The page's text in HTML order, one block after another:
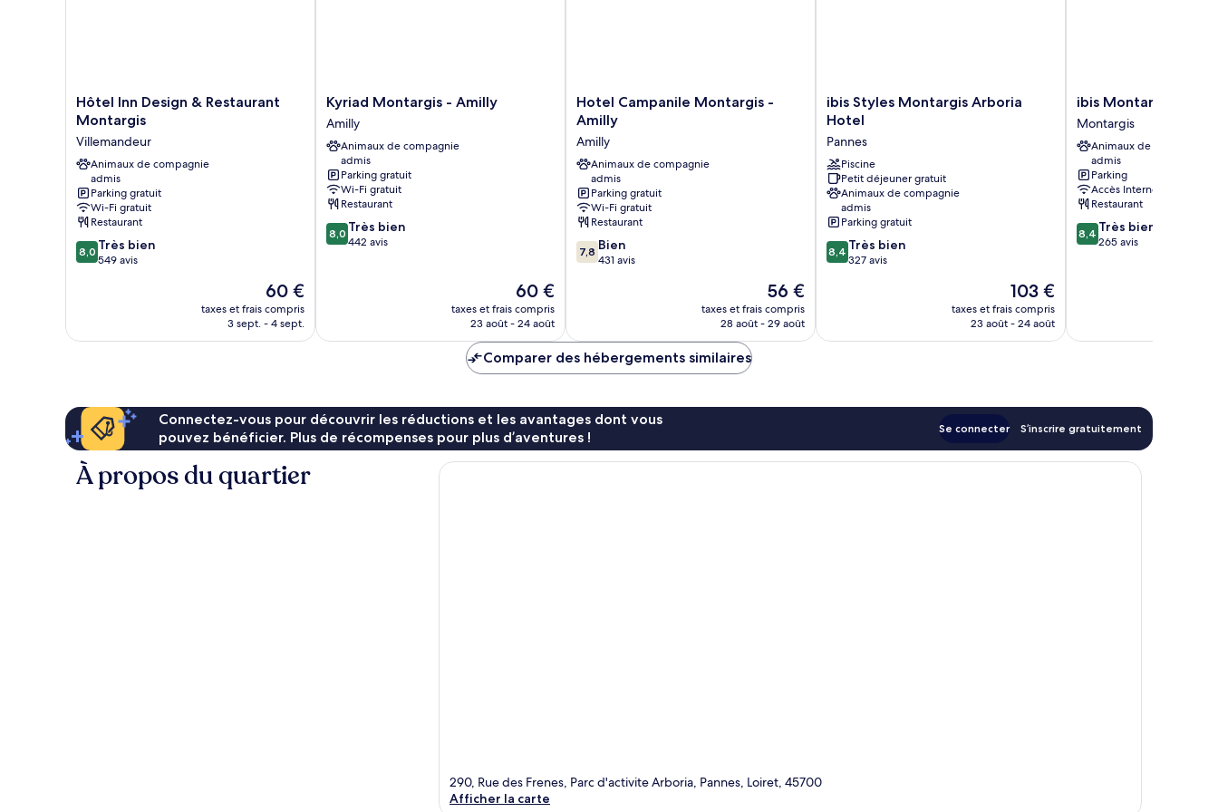
Hôtel
Inn
&
Restaurant
Montargis
Villemandeur
Hôtel Inn Design & Restaurant
Montargis
Villemandeur
Animaux de compagnie
admis
Parking gratuit
Wi-Fi gratuit
Restaurant
8.0
sur
8,0 Très bien
549 avis
Le
nouveau
prix
60 €
taxes et frais compris
3 sept. - 4 sept.
Kyriad
Montargis
-
Amilly
Amilly
Kyriad Montargis - Amilly
Amilly
Animaux de compagnie
admis
Parking gratuit
Wi-Fi gratuit
Restaurant
8.0
sur
8,0 Très bien
442 avis
Le
nouveau
prix
de
60 €
60 €
taxes et frais compris
23 août - 24 août
Hotel
Campanile
Montargis
-
Amilly
Amilly
Hotel Campanile Montargis -
Amilly
Amilly
Animaux de compagnie
admis
Parking gratuit
Wi-Fi gratuit
Restaurant
7.8
sur
7,8 Bien
431 avis
Le
nouveau
prix
56 €
taxes et frais compris
28 août - 29 août
ibis
Styles
Arboria
Hotel
Pannes
ibis Styles Montargis Arboria
Hotel
Pannes
Piscine
Petit déjeuner gratuit
Animaux de compagnie
admis
Parking gratuit
8.4
sur
8,4 Très bien
327 avis
Le
nouveau
prix
103 €
taxes et frais compris
23 août - 24 août
ibis
Montargis
Montargis
ibis Montargis
Montargis
Animaux de compagnie
admis
Parking
Accès Internet
Restaurant
8.4
sur
8,4 Très bien
265 avis
Comparer des hébergements similaires
Connectez-vous pour découvrir les réductions et les avantages dont vous
pouvez bénéficier. Plus de récompenses pour plus d’aventures !
Se connecter S’inscrire gratuitement
À propos du quartier
290, Rue des Frenes, Parc d'activite Arboria, Pannes, Loiret, 45700
Afficher la carte